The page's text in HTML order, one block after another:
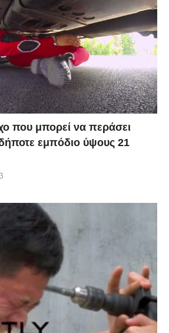
που μπορεί να περάσει
εμπόδιο ύψους 21